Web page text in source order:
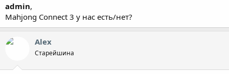
admin,
Mahjong Connect 3 у нас есть/нет?
Alex
Старейшина